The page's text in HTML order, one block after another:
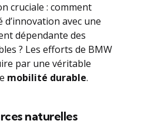
cruciale : comment
avec une
dépendante des
? Les efforts de BMW
par une véritable
mobilité durable.
naturelles